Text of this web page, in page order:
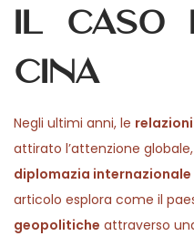
5
2
il caso
Cina
Negli ultimi anni, le
attirato l’attenzione
diplomazia internazionale
articolo esplora come il
geopolitiche attraverso